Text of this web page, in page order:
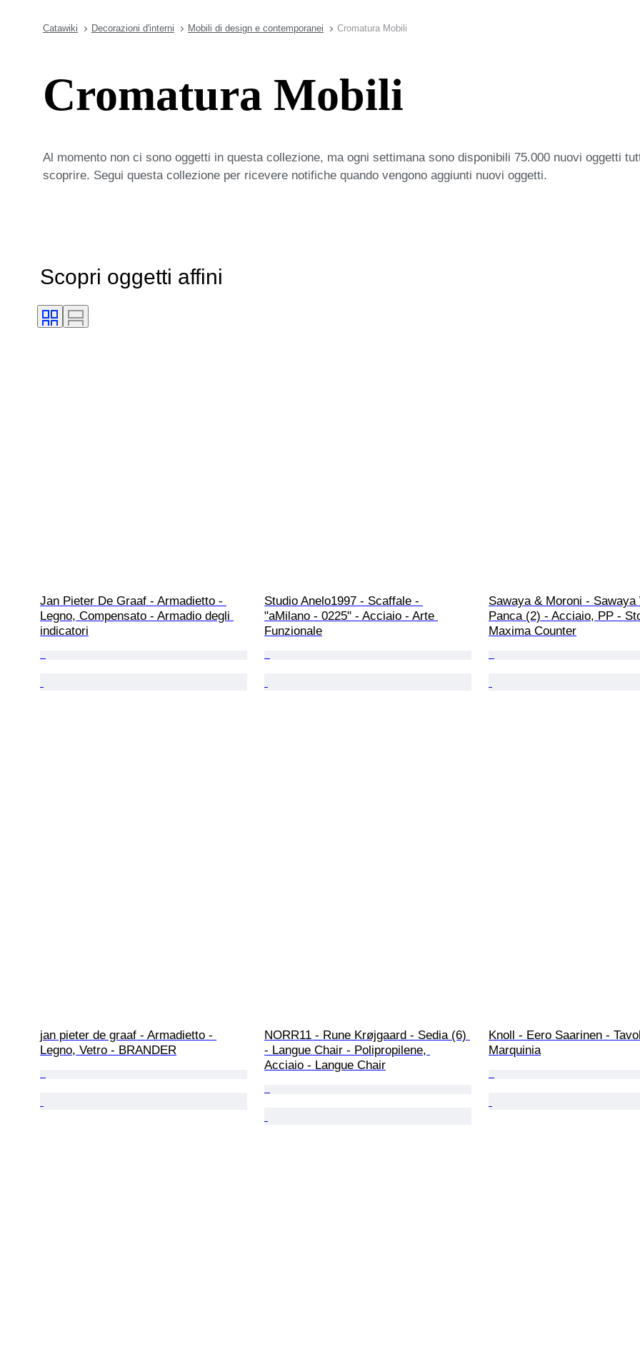
Catawiki Decorazioni d'interni Mobili di design e contemporanei Cromatura Mobili
Cromatura Mobili
Al momento non ci sono oggetti in questa collezione, ma ogni settimana sono disponibili 75.000 nuovi oggetti
scoprire. Segui questa collezione per ricevere notifiche quando vengono aggiunti nuovi oggetti.
Scopri oggetti affini
Jan Pieter De Graaf - Armadietto -
Legno, Compensato - Armadio degli
indicatori
Studio Anelo1997 - Scaffale -
"aMilano - 0225" - Acciaio - Arte
Funzionale
Sawaya & Moroni - Sawaya
Panca (2) - Acciaio, PP -
Maxima Counter
jan pieter de graaf - Armadietto -
Legno, Vetro - BRANDER
NORR11 - Rune Krøjgaard - Sedia (6)
- Langue Chair - Polipropilene,
Acciaio - Langue Chair
Knoll - Eero Saarinen -
Marquinia